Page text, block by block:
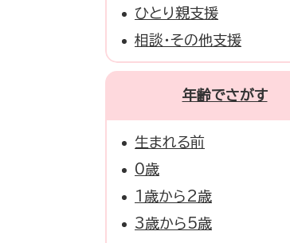
ひとり親支援
相談・その他支援
年齢でさがす
生まれる前
0歳
1歳から2歳
3歳から5歳